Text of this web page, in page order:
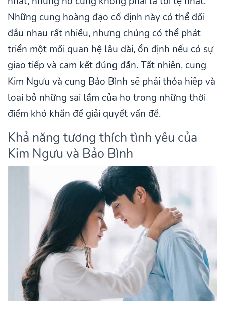
Những cung hoàng đạo cố định này có thể đối
đầu nhau rất nhiều, nhưng chúng có thể phát
triển một mối quan hệ lâu dài, ổn định nếu có sự
giao tiếp và cam kết đúng đắn. Tất nhiên, cung
Kim Ngưu và cung Bảo Bình sẽ phải thỏa hiệp và
loại bỏ những sai lầm của họ trong những thời
điểm khó khăn để giải quyết vấn đề.
Khả năng tương thích tình yêu của
Kim Ngưu và Bảo Bình